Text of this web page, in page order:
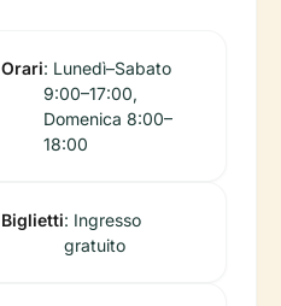
Orari: Lunedì–Sabato
9:00–17:00,
Domenica 8:00–
18:00
Biglietti: Ingresso
gratuito